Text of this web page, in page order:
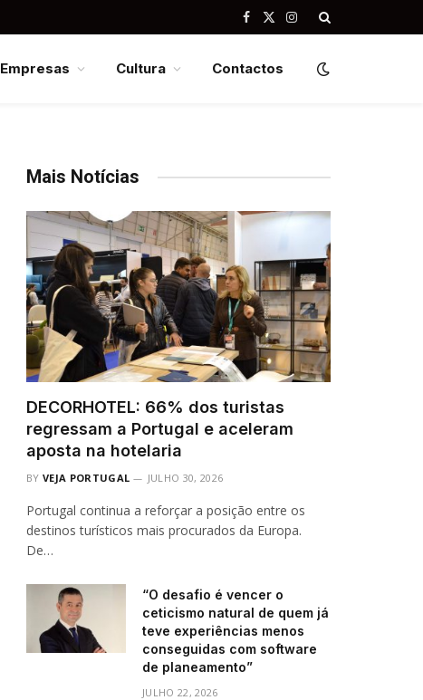
Facebook
X
Instagram
Empresas Cultura Contactos
Mais Notícias
DECORHOTEL: 66% dos turistas
regressam a Portugal e aceleram
aposta na hotelaria
BY VEJA PORTUGAL JULHO 30, 2026
Portugal continua a reforçar a posição entre os
destinos turísticos mais procurados da Europa.
De…
“O desafio é vencer o
ceticismo natural de quem já
teve experiências menos
conseguidas com software
de planeamento”
JULHO 22, 2026